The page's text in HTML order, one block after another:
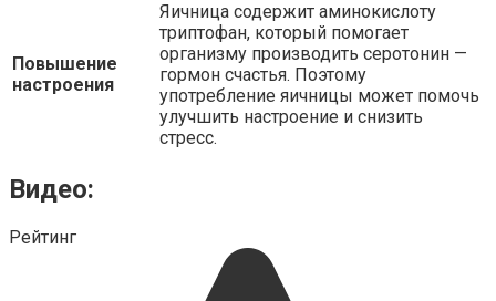
Повышение
настроения
Яичница содержит аминокислоту
триптофан, который помогает
организму производить серотонин —
гормон счастья. Поэтому
употребление яичницы может помочь
улучшить настроение и снизить
стресс.
Видео:
Рейтинг